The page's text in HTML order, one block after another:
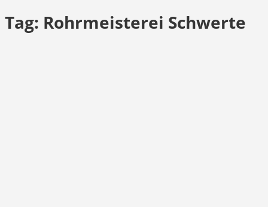
Tag: Rohrmeisterei Schwerte